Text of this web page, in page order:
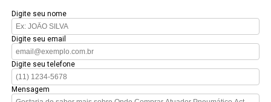
Digite seu nome
Digite seu email
Digite seu telefone
Mensagem